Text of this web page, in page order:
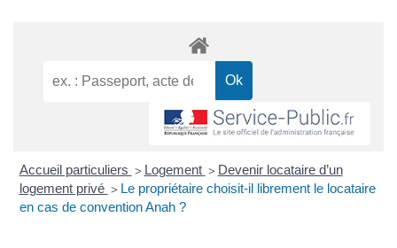
Accueil particuliers > Logement > Devenir locataire d’un
logement privé > Le propriétaire choisit-il librement le locataire
en cas de convention Anah ?